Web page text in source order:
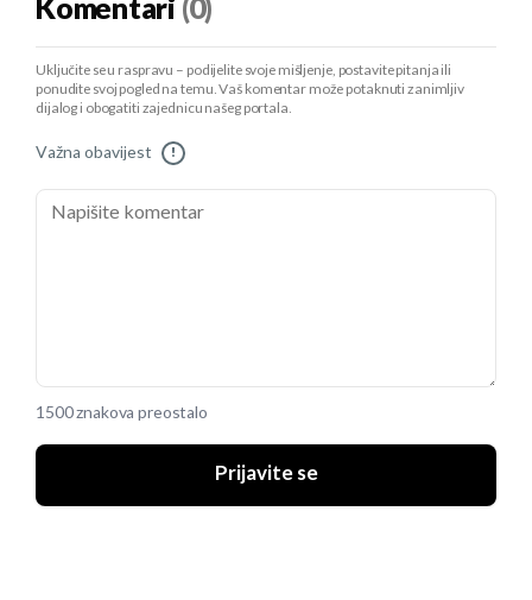
Komentari (0)
Uključite se u raspravu – podijelite svoje mišljenje, postavite pitanja ili
ponudite svoj pogled na temu. Vaš komentar može potaknuti zanimljiv
dijalog i obogatiti zajednicu našeg portala.
Važna obavijest !
1500 znakova preostalo
Prijavite se